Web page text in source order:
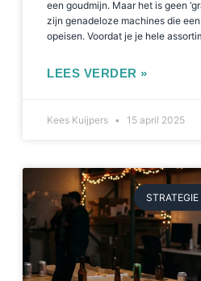
een goudmijn. Maar het is geen
zijn genadeloze machines die
opeisen. Voordat je je hele
LEES VERDER »
Kees Kuijpers 15 april 2025